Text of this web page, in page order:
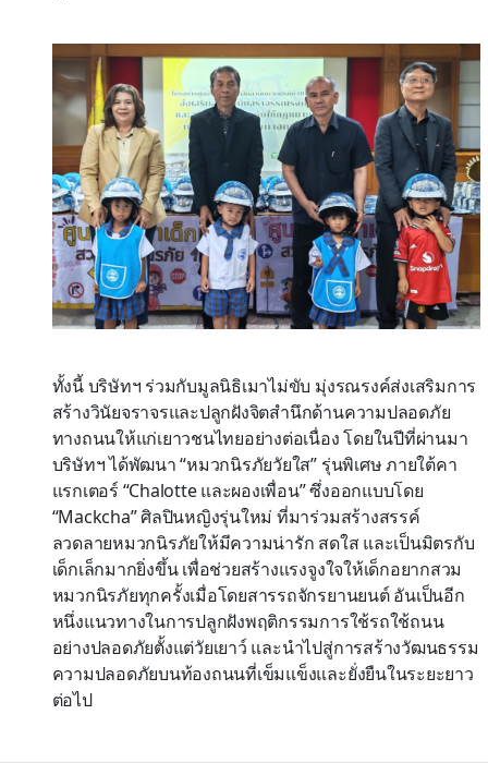
ทั้งนี้ บริษัทฯ ร่วมกับมูลนิธิเมาไม่ขับ มุ่งรณรงค์ส่งเสริมการ
สร้างวินัยจราจรและปลูกฝังจิตสำนึกด้านความปลอดภัย
ทางถนนให้แก่เยาวชนไทยอย่างต่อเนื่อง โดยในปีที่ผ่านมา
บริษัทฯ ได้พัฒนา “หมวกนิรภัยวัยใส” รุ่นพิเศษ ภายใต้คา
แรกเตอร์ “Chalotte และผองเพื่อน” ซึ่งออกแบบโดย
“Mackcha” ศิลปินหญิงรุ่นใหม่ ที่มาร่วมสร้างสรรค์
ลวดลายหมวกนิรภัยให้มีความน่ารัก สดใส และเป็นมิตรกับ
เด็กเล็กมากยิ่งขึ้น เพื่อช่วยสร้างแรงจูงใจให้เด็กอยากสวม
หมวกนิรภัยทุกครั้งเมื่อโดยสารรถจักรยานยนต์ อันเป็นอีก
หนึ่งแนวทางในการปลูกฝังพฤติกรรมการใช้รถใช้ถนน
อย่างปลอดภัยตั้งแต่วัยเยาว์ และนำไปสู่การสร้างวัฒนธรรม
ความปลอดภัยบนท้องถนนที่เข็มแข็งและยั่งยืนในระยะยาว
ต่อไป